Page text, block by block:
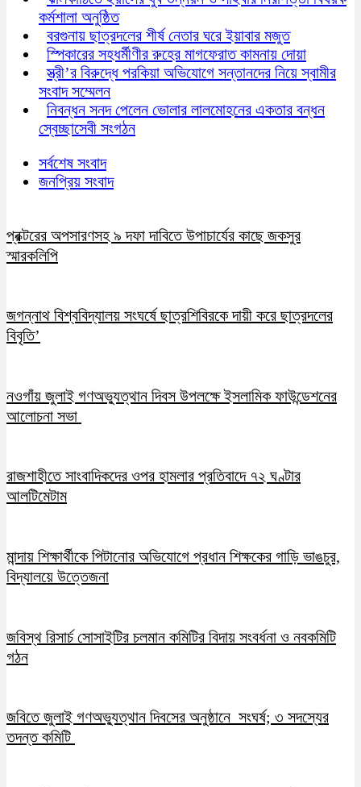
কর্মশালা অনুষ্ঠিত
বরগুনায় ছাত্রদলের শীর্ষ নেতার ঘরে ইয়াবার মজুত
স্পিকারের সহধর্মীণীর রুহের মাগফেরাত কামনায় দোয়া
স্ত্রী’র বিরুদ্ধে পরকিয়া অভিযোগে সন্তানদের নিয়ে স্বামীর
সংবাদ সম্মেলন
নিবন্ধন সনদ পেলেন ভোলার লালমোহনের একতার বন্ধন
স্বেচ্ছাসেবী সংগঠন
সর্বশেষ সংবাদ
জনপ্রিয় সংবাদ
প্রক্টরের অপসারণসহ ৯ দফা দাবিতে উপাচার্যের কাছে জকসুর
স্মারকলিপি
জগন্নাথ বিশ্ববিদ্যালয় সংঘর্ষে ছাত্রশিবিরকে দায়ী করে ছাত্রদলের
বিবৃতি’
নওগাঁয় জুলাই গণঅভ্যুত্থান দিবস উপলক্ষে ইসলামিক ফাউন্ডেশনের
আলোচনা সভা
রাজশাহীতে সাংবাদিকদের ওপর হামলার প্রতিবাদে ৭২ ঘণ্টার
আলটিমেটাম
মান্দায় শিক্ষার্থীকে পিটানোর অভিযোগে প্রধান শিক্ষকের গাড়ি ভাঙচুর,
বিদ্যালয়ে উত্তেজনা
জবিস্থ রিসার্চ সোসাইটির চলমান কমিটির বিদায় সংবর্ধনা ও নবকমিটি
গঠন
জবিতে জুলাই গণঅভ্যুত্থান দিবসের অনুষ্ঠানে সংঘর্ষ; ৩ সদস্যের
তদন্ত কমিটি